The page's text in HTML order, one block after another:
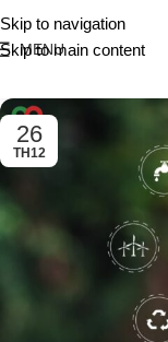
Skip to navigation
Skip to main content
MENU
26
TH12